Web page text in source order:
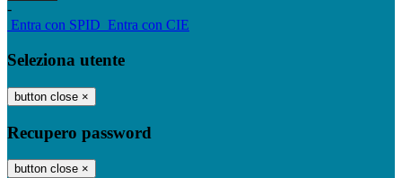
-
Entra con SPID Entra con CIE
Seleziona utente
button close ×
Recupero password
button close ×